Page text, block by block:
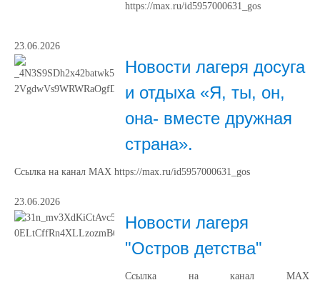
https://max.ru/id5957000631_gos
23.06.2026
Новости лагеря досуга
и отдыха «Я, ты, он,
она- вместе дружная
страна».
Ссылка на канал МАХ https://max.ru/id5957000631_gos
23.06.2026
Новости лагеря
"Остров детства"
Ссылка на канал МАХ